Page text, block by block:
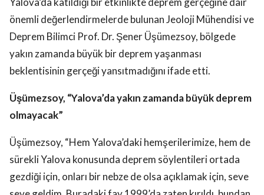
Saklıdır.
önemli değerlendirmelerde bulunan Jeoloji Mühendisi ve
Deprem Bilimci Prof. Dr. Şener Üşümezsoy, bölgede
yakın zamanda büyük bir deprem yaşanması
beklentisinin gerçeği yansıtmadığını ifade etti.
Üşümezsoy, “Yalova’da yakın zamanda büyük deprem
olmayacak”
Üşümezsoy, “Hem Yalova’daki hemşerilerimize, hem de
sürekli Yalova konusunda deprem söylentileri ortada
gezdiği için, onları bir nebze de olsa açıklamak için, seve